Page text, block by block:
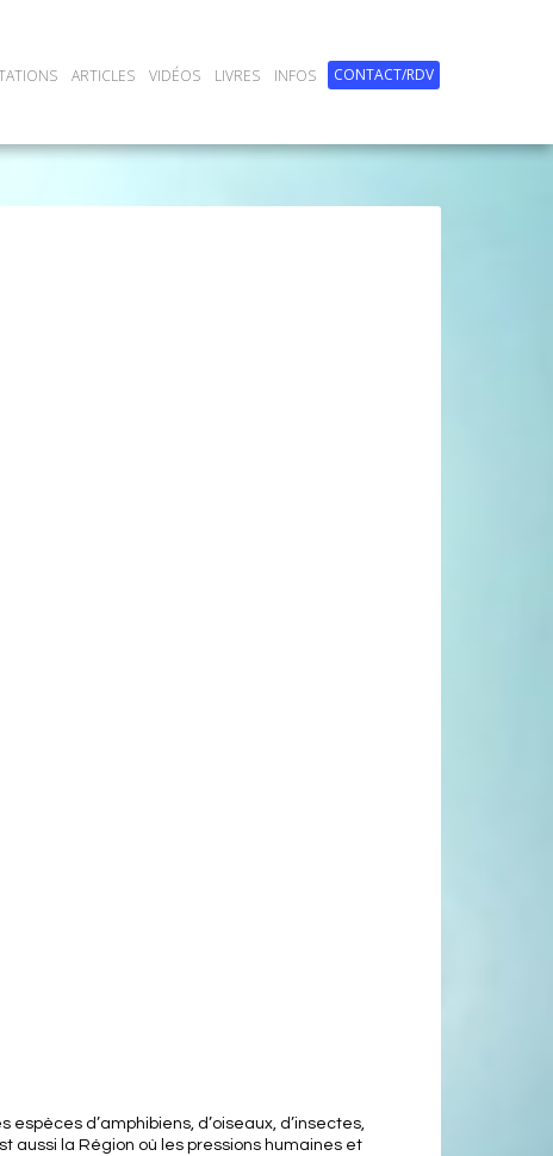
ARTICLES VIDÉOS LIVRES INFOS CONTACT/RDV
d’amphibiens, d’oiseaux, d’insectes,
aussi la Région où les pressions humaines et